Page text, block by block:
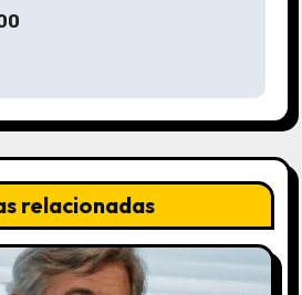
relacionadas